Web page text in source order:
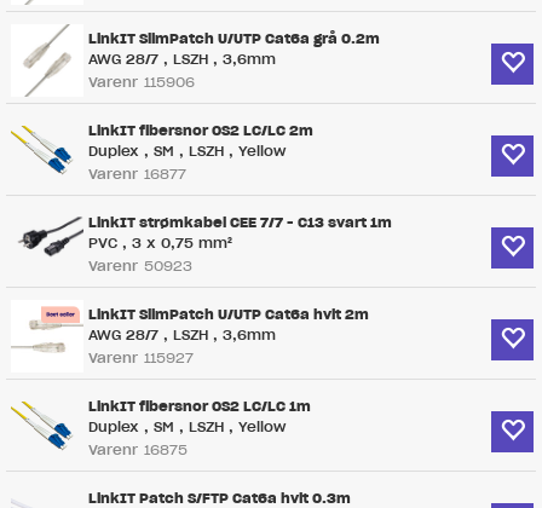
LinkIT SlimPatch U/UTP Cat6a grå 0.2m
AWG 28/7 , LSZH , 3,6mm
Varenr 115906
LinkIT fibersnor OS2 LC/LC 2m
Duplex , SM , LSZH , Yellow
Varenr 16877
LinkIT strømkabel CEE 7/7 - C13 svart 1m
PVC , 3 x 0,75 mm²
Varenr 50923
LinkIT SlimPatch U/UTP Cat6a hvit 2m
AWG 28/7 , LSZH , 3,6mm
Varenr 115927
LinkIT fibersnor OS2 LC/LC 1m
Duplex , SM , LSZH , Yellow
Varenr 16875
LinkIT Patch S/FTP Cat6a hvit 0.3m